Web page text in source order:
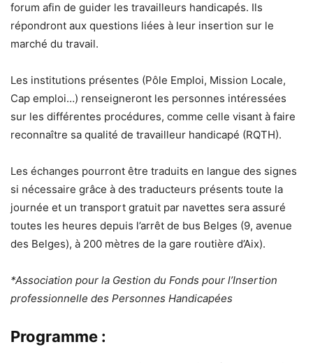
forum afin de guider les travailleurs handicapés. Ils
répondront aux questions liées à leur insertion sur le
marché du travail.
Les institutions présentes (Pôle Emploi, Mission Locale,
Cap emploi…) renseigneront les personnes intéressées
sur les différentes procédures, comme celle visant à faire
reconnaître sa qualité de travailleur handicapé (RQTH).
Les échanges pourront être traduits en langue des signes
si nécessaire grâce à des traducteurs présents toute la
journée et un transport gratuit par navettes sera assuré
toutes les heures depuis l’arrêt de bus Belges (9, avenue
des Belges), à 200 mètres de la gare routière d’Aix).
*Association pour la Gestion du Fonds pour l’Insertion
professionnelle des Personnes Handicapées
Programme :